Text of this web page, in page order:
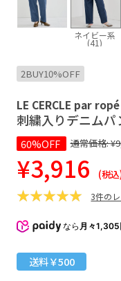
ネイビー系
(41)
2BUY10%OFF
LE CERCLE par ropé
刺繍入りデニム
60%OFF 通常価格:
¥3,916 (税
3件の
なら 月々1,305
送料￥500